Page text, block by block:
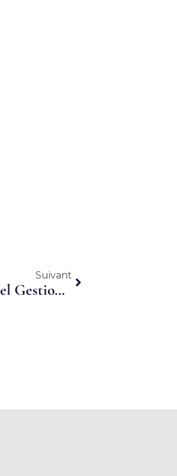
Suivant
Yann Kervennal renforce l’équipe d’Essentiel Gestion en Ile de France